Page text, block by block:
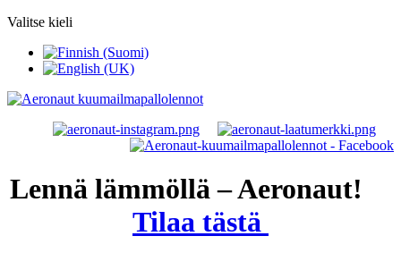
Valitse kieli
Lennä lämmöllä – Aeronaut!
Tilaa tästä